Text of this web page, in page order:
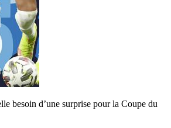
besoin d’une surprise pour la Coupe du